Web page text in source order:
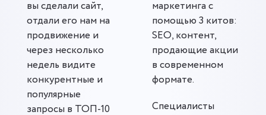
вы сделали сайт,
отдали его нам на
продвижение и
через несколько
недель видите
конкурентные и
популярные
запросы в ТОП-10
маркетинга с
помощью 3 китов:
SEO, контент,
продающие акции
в современном
формате.
Специалисты